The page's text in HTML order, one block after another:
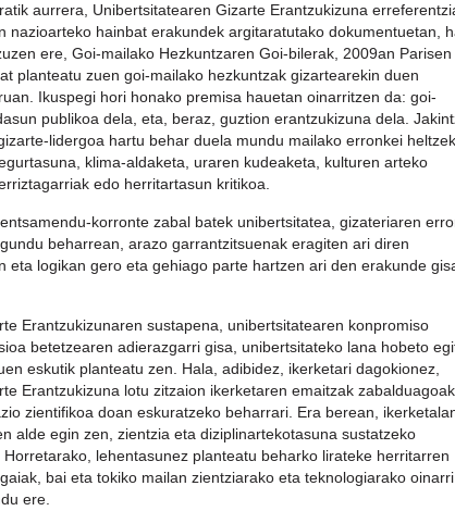
aurrera, Unibertsitatearen Gizarte Erantzukizuna
nazioarteko hainbat erakundek argitaratutako dokumentuetan,
ere, Goi-mailako Hezkuntzaren Goi-bilerak, 2009an Parisen
planteatu zuen goi-mailako hezkuntzak gizartearekin duen
Ikuspegi hori honako premisa hauetan oinarritzen da: goi-
publikoa dela, eta, beraz, guztion erantzukizuna dela.
lidergoa hartu behar duela mundu mailako erronkei
klima-aldaketa, uraren kudeaketa, kulturen arteko
edo herritartasun kritikoa.
korronte zabal batek unibertsitatea, gizateriaren
beharrean, arazo garrantzitsuenak eragiten ari diren
eta logikan gero eta gehiago parte hartzen ari den erakunde
Erantzukizunaren sustapena, unibertsitatearen konpromiso
betetzearen adierazgarri gisa, unibertsitateko lana hobeto
eskutik planteatu zen. Hala, adibidez, ikerketari dagokionez,
Erantzukizuna lotu zitzaion ikerketaren emaitzak zabalduagoak
zientifikoa doan eskuratzeko beharrari. Era berean,
alde egin zen, zientzia eta diziplinartekotasuna sustatzeko
lehentasunez planteatu beharko lirateke herritarren
bai eta tokiko mailan zientziarako eta teknologiarako oinarri
ere.